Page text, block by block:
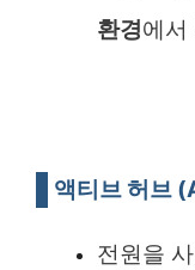
환경에서
액티브 허브
전원을